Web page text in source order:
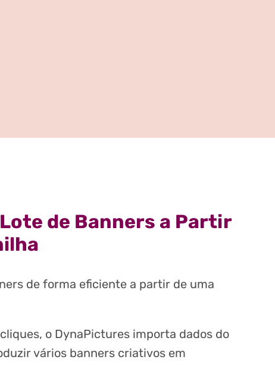
de Banners a Partir
de forma eficiente a partir de uma
o DynaPictures importa dados do
vários banners criativos em